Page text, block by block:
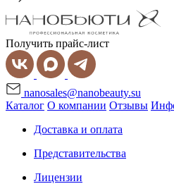
Получить прайс-лист
nanosales@nanobeauty.su
Каталог О компании Отзывы
Доставка и оплата
Представительства
Лицензии